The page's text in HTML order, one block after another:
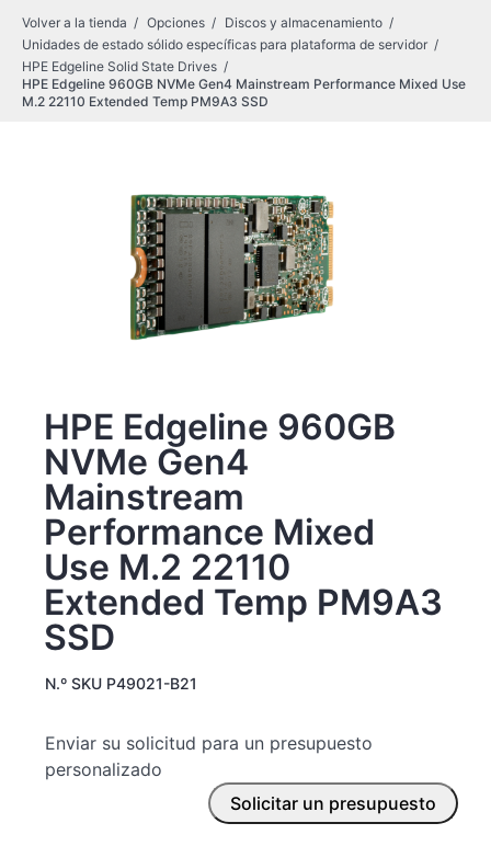
Volver a la tienda Opciones
Discos y almacenamiento
Unidades de estado sólido específicas para plataforma de servidor
HPE Edgeline Solid State Drives
HPE Edgeline 960GB NVMe Gen4 Mainstream Performance Mixed Use
M.2 22110 Extended Temp PM9A3 SSD
HPE Edgeline 960GB
NVMe Gen4
Mainstream
Performance Mixed
Use M.2 22110
Extended Temp PM9A3
SSD
N.º SKU P49021-B21
Enviar su solicitud para un presupuesto
personalizado
Solicitar un presupuesto